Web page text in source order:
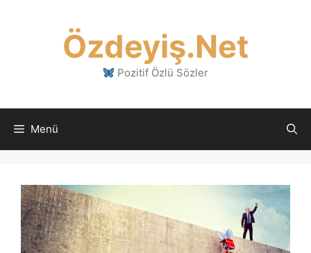
Özdeyiş.Net
Pozitif Özlü Sözler
Menü